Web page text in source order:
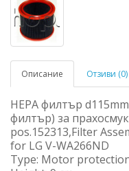
Описание Отзиви (0)
HEPA филтър
филтър) за
pos.152313,Filter
for LG V-WA266ND
Type: Motor